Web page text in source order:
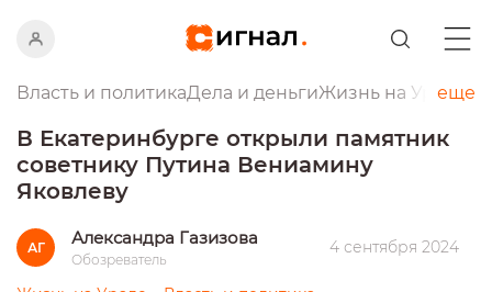
Власть и политикаДела и деньгиЖизнь на Урале
еще
В Екатеринбурге открыли памятник
советнику Путина Вениамину
Яковлеву
АГ Александра Газизова
Обозреватель
4 сентября 2024